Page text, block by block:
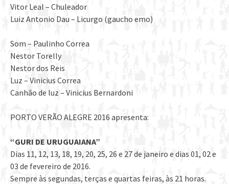
Vitor Leal – Chuleador
Luiz Antonio Dau – Licurgo (gaucho emo)
Som – Paulinho Correa
Nestor Torelly
Nestor dos Reis
Luz – Vinicius Correa
Canhão de luz – Vinicius Bernardoni
PORTO VERÃO ALEGRE 2016 apresenta:
“GURI DE URUGUAIANA”
Dias 11, 12, 13, 18, 19, 20, 25, 26 e 27 de janeiro e dias 01, 02 e
03 de fevereiro de 2016.
Sempre às segundas, terças e quartas feiras, às 21 horas.